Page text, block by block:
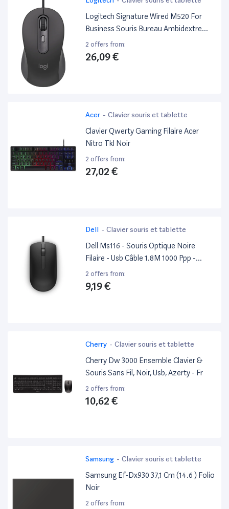
Logitech Signature Wired M520 For
Business Souris Bureau Ambidextre
Usb Type-C Optique 4000 Dpi -
Excellent État
2 offers from:
26,09 €
Acer - Clavier souris et tablette
Clavier Qwerty Gaming Filaire Acer
Nitro Tkl Noir
2 offers from:
27,02 €
Dell - Clavier souris et tablette
Dell Ms116 - Souris Optique Noire
Filaire - Usb Câble 1.8M 1000 Ppp -
Brown Box
2 offers from:
9,19 €
Cherry - Clavier souris et tablette
Cherry Dw 3000 Ensemble Clavier &
Souris Sans Fil, Noir, Usb, Azerty - Fr
2 offers from:
10,62 €
Samsung - Clavier souris et tablette
Samsung Ef-Dx930 37,1 Cm (14.6 ) Folio
Noir
2 offers from: